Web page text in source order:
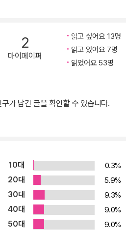
매된 것. ‘서점에서 시작된 베스트셀
이 바로 《무죄의 죄》다. 작가 하야미
에 새벽 바람을 품고><소설왕> 등 거
통해 더욱 도약하면서 일본 문단을 이
여성
디 변명도 반성도 없이 교도소에서
는 억울한 희생양일까 희대의 괴물일
친구, 동네 주민, 담당 의사, 교도관까
과 고백이 쌓여갈수록 잠겨 있던 무
관람이 취미라는 한
무죄의 죄》는 장마다 각기 유키노와
2
마이페이퍼
읽고 싶어요 13명
읽고 있어요 7명
읽었어요 53명
가 남긴 글을 확인할 수 있습니다.
10대
0.3%
20대
5.9%
30대
9.3%
40대
9.0%
50대
9.0%